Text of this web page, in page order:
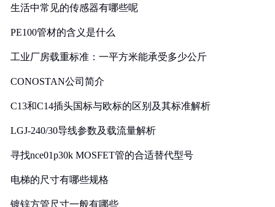
生活中常见的传感器有哪些呢
PE100管材的含义是什么
工业厂房载重标准：一平方米能承受多少公斤
CONOSTAN公司简介
C13和C14插头国标与欧标的区别及其标准解析
LGJ-240/30导线参数及载流量解析
寻找nce01p30k MOSFET管的合适替代型号
电梯的尺寸有哪些规格
镀锌方管尺寸一般有哪些